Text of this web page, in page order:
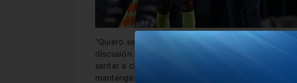
“Quiero ser claro: me quiero quedar en Racing. Eso
discusión. No estoy especulando con los tiempos,
sentar a charlar con el presidente (Víctor Blanco)
mantenga el plantel. Estoy muy cómodo, muy feliz